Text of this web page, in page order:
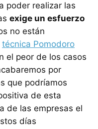
poder realizar las
exige un esfuerzo
no están
técnica Pomodoro
el peor de los casos
por
que podríamos
de esta
de las empresas el
días